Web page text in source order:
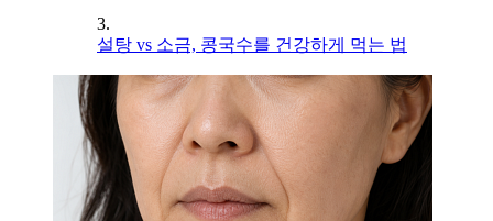
3.
설탕 vs 소금, 콩국수를 건강하게 먹는 법